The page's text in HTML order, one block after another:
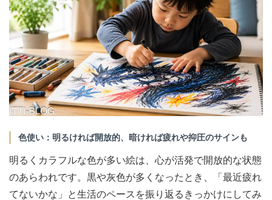
色使い：明るければ開放的、暗ければ疲れや抑圧のサインも
明るくカラフルな色が多い絵は、心が活発で開放的な状態
のあらわれです。黒や灰色が多くなったとき、「最近疲れ
てないかな」と生活のペースを振り返るきっかけにしてみ